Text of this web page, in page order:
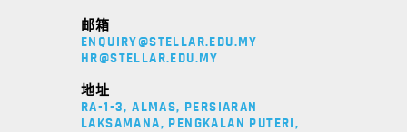
邮箱
ENQUIRY@STELLAR.EDU.MY
HR@STELLAR.EDU.MY
地址
RA-1-3, ALMAS, PERSIARAN
LAKSAMANA, PENGKALAN PUTERI,